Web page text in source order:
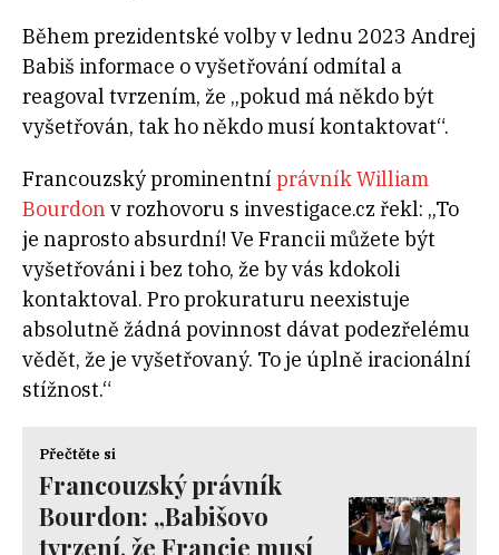
Během prezidentské volby v lednu 2023 Andrej
Babiš informace o vyšetřování odmítal a
reagoval tvrzením, že „pokud má někdo být
vyšetřován, tak ho někdo musí kontaktovat“.
Francouzský prominentní právník William
Bourdon v rozhovoru s investigace.cz řekl: „To
je naprosto absurdní! Ve Francii můžete být
vyšetřováni i bez toho, že by vás kdokoli
kontaktoval. Pro prokuraturu neexistuje
absolutně žádná povinnost dávat podezřelému
vědět, že je vyšetřovaný. To je úplně iracionální
stížnost.“
Přečtěte si
Francouzský právník
Bourdon: „Babišovo
tvrzení, že Francie musí